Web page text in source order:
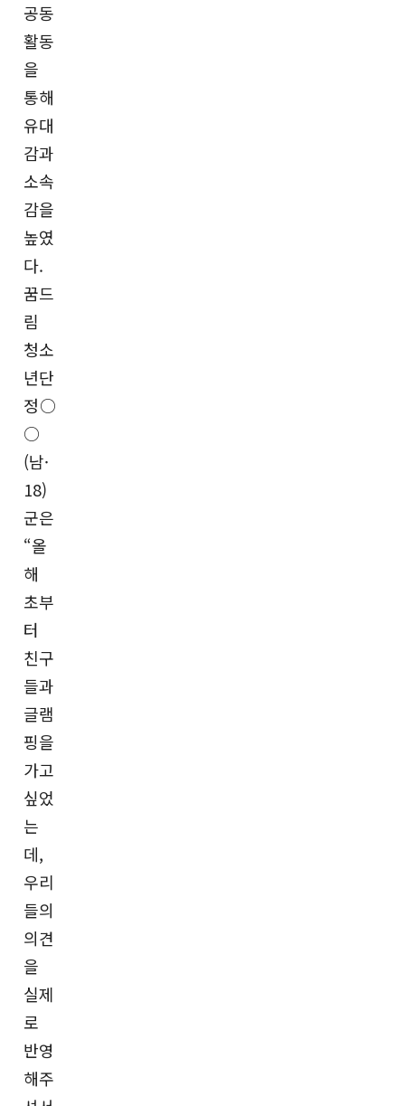
공동
활동
을
통해
유대
감과
소속
감을
높였
다.
꿈드
림
청소
년단
정○
○
(남·
18)
군은
“올
해
초부
터
친구
들과
글램
핑을
가고
싶었
는
데,
우리
들의
의견
을
실제
로
반영
해주